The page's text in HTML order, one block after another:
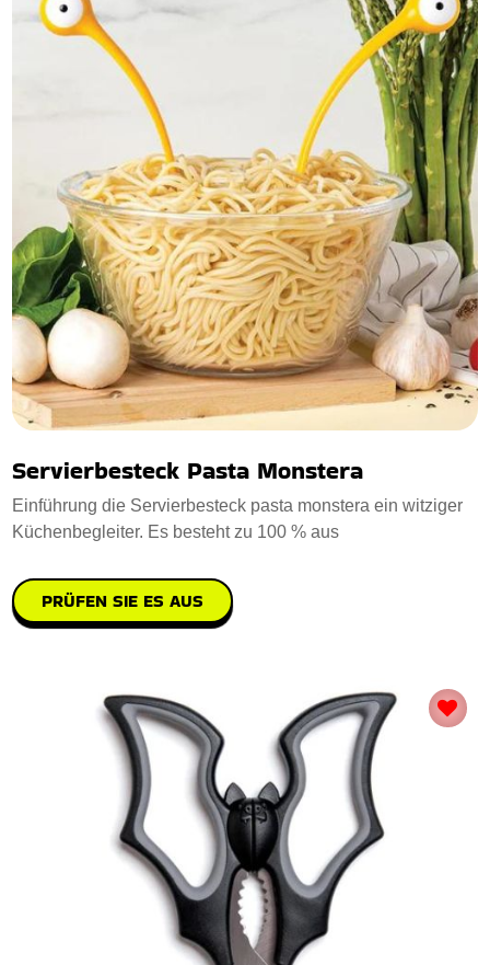
Servierbesteck Pasta Monstera
Einführung die Servierbesteck pasta monstera ein witziger
Küchenbegleiter. Es besteht zu 100 % aus
PRÜFEN SIE ES AUS